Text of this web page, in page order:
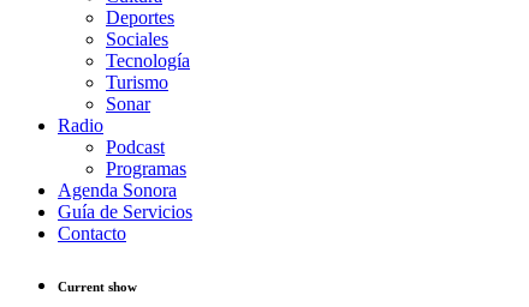
Deportes
Sociales
Tecnología
Turismo
Sonar
Radio
Podcast
Programas
Agenda Sonora
Guía de Servicios
Contacto
Current show